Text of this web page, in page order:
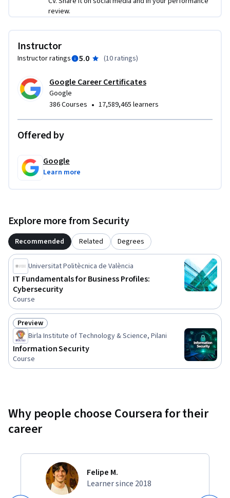
review.
Instructor
Instructor ratings 5.0 (10 ratings)
Google Career Certificates
Google
386 Courses • 17,589,465 learners
Offered by
Google
Learn more
Explore more from Security
Recommended Related Degrees
Universitat Politècnica de València
IT Fundamentals for Business Profiles:
Cybersecurity
Course
Status: Preview
Preview
Birla Institute of Technology & Science, Pilani
Information Security
Course
Why people choose Coursera for their
career
Felipe M.
Learner since 2018